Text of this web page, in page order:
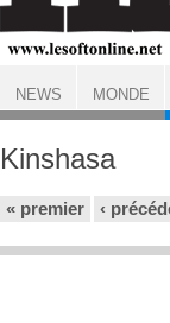
ACCUEIL CONGO
Kinshasa
« premier ‹
NEWS MONDE